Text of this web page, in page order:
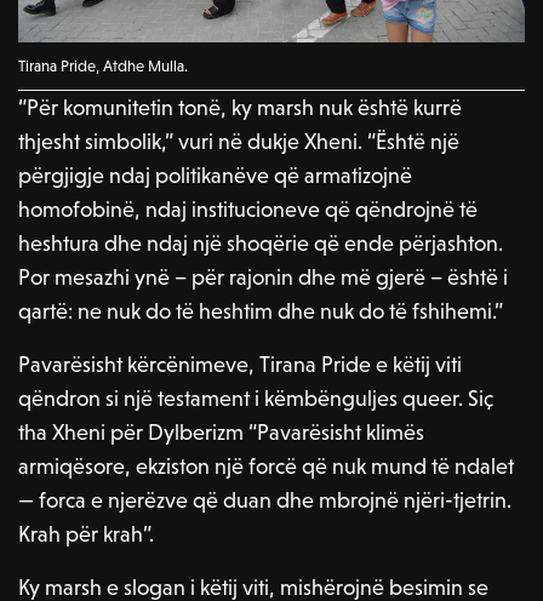
Tirana Pride, Atdhe Mulla.
“Për komunitetin tonë, ky marsh nuk është kurrë
thjesht simbolik,” vuri në dukje Xheni. “Është një
përgjigje ndaj politikanëve që armatizojnë
homofobinë, ndaj institucioneve që qëndrojnë të
heshtura dhe ndaj një shoqërie që ende përjashton.
Por mesazhi ynë – për rajonin dhe më gjerë – është i
qartë: ne nuk do të heshtim dhe nuk do të fshihemi.”
Pavarësisht kërcënimeve, Tirana Pride e këtij viti
qëndron si një testament i këmbënguljes queer. Siç
tha Xheni për Dylberizm “Pavarësisht klimës
armiqësore, ekziston një forcë që nuk mund të ndalet
— forca e njerëzve që duan dhe mbrojnë njëri-tjetrin.
Krah për krah”.
Ky marsh e slogan i këtij viti, mishërojnë besimin se